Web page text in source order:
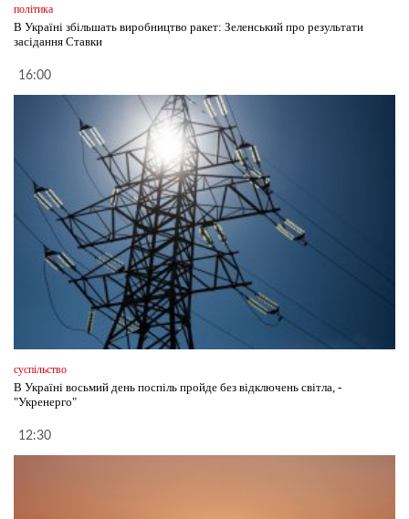
політика
В Україні збільшать виробництво ракет: Зеленський про результати
засідання Ставки
16:00
суспільство
В Україні восьмий день поспіль пройде без відключень світла, -
"Укренерго"
12:30